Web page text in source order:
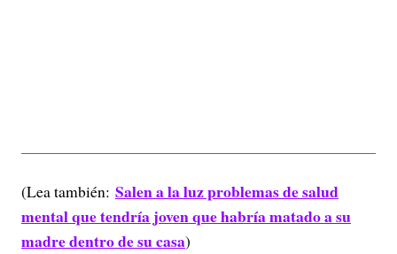
(Lea también: Salen a la luz problemas de salud
mental que tendría joven que habría matado a su
madre dentro de su casa)